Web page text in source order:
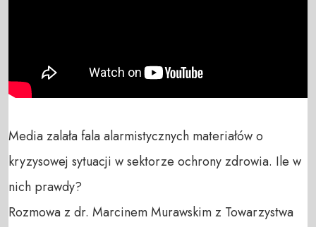
Media zalała fala alarmistycznych materiałów o
kryzysowej sytuacji w sektorze ochrony zdrowia. Ile w
nich prawdy?
Rozmowa z dr. Marcinem Murawskim z Towarzystwa